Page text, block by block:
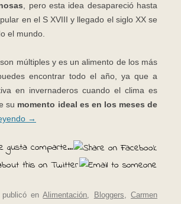
, pero esta idea desapareció hasta
en el S XVIII y llegado el siglo XX se
el mundo.
múltiples y es un alimento de los más
encontrar todo el año, ya que a
en invernaderos cuando el clima es
su momento ideal es en los meses de
→
gusta comparte...
publicó enAlimentación, Bloggers,Carmen